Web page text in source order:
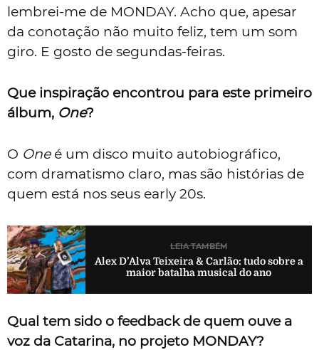
lembrei-me de MONDAY. Acho que, apesar
da conotação não muito feliz, tem um som
giro. E gosto de segundas-feiras.
Que inspiração encontrou para este primeiro
álbum, One?
O Oneé um disco muito autobiográfico,
com dramatismo claro, mas são histórias de
quem está nos seus early 20s.
LEIA TAMBÉM
Alex D’Alva Teixeira & Carlão: tudo sobre a
maior batalha musical do ano
Qual tem sido o feedback de quem ouve a
voz da Catarina, no projeto MONDAY?